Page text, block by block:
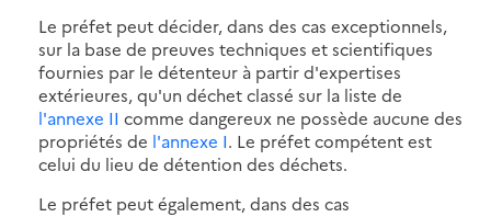
Le préfet peut décider, dans des cas exceptionnels,
sur la base de preuves techniques et scientifiques
fournies par le détenteur à partir d'expertises
extérieures, qu'un déchet classé sur la liste de
l'annexe II comme dangereux ne possède aucune des
propriétés de l'annexe I. Le préfet compétent est
celui du lieu de détention des déchets.
Le préfet peut également, dans des cas